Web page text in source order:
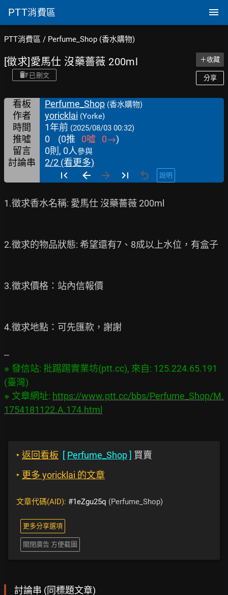
PTT消費區
PTT消費區 / Perfume_Shop (香水購物)
[徵求]愛馬仕 沒藥薔薇 200ml
已刪文
＋收藏
分享
看板 Perfume_Shop (香水購物)
作者 yoricklai (Yorke)
時間 1年前 (2025/08/03 00:32)
推噓 0 (0推 0噓 0→)
留言
0則, 0人參與
討論串 2/2 (看更多)
說明
1.徵求香水名稱: 愛馬仕 沒藥薔薇 200ml
2.徵求的物品狀態: 希望還有7、8成以上水位，有盒子
3.徵求價格：站內信報價
4.徵求地點：可先匯款，謝謝
※ 發信站: 批踢踢實業坊(ptt.cc), 來自: 125.224.65.191
(臺灣)
※ 文章網址: https://www.ptt.cc/bbs/Perfume_Shop/M.
1754181122.A.174.html
‣ 返回看板 [ Perfume_Shop] 買賣
‣ 更多 yoricklai 的文章
文章代碼(AID): #1eZgu25q (Perfume_Shop)
更多分享選項
關閉廣告 方便截圖
討論串 (同標題文章)